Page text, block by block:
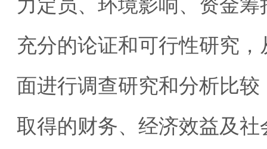
充分的论证和可行性研究
面进行调查研究和分析比
取得的财务、经济效益及